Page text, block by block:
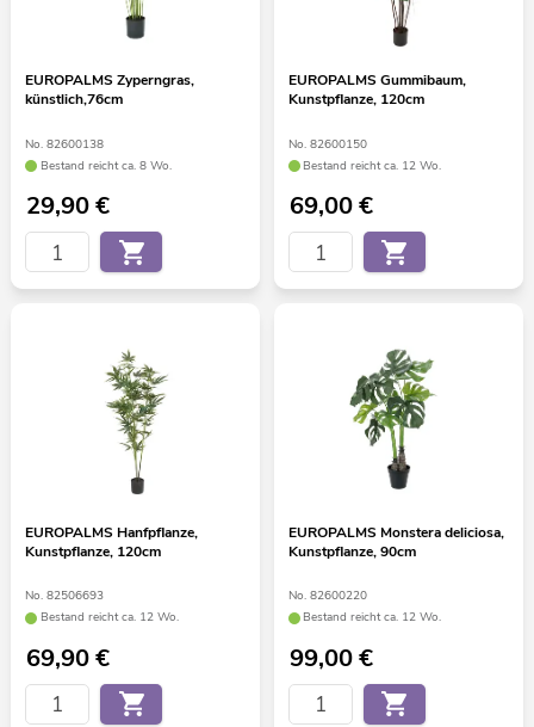
EUROPALMS Zyperngras,
künstlich,76cm
No. 82600138
Bestand reicht ca. 8 Wo.
29,90€
EUROPALMS Gummibaum,
Kunstpflanze, 120cm
No. 82600150
Bestand reicht ca. 12 Wo.
69,00€
EUROPALMS Hanfpflanze,
Kunstpflanze, 120cm
No. 82506693
Bestand reicht ca. 12 Wo.
69,90€
EUROPALMS Monstera deliciosa,
Kunstpflanze, 90cm
No. 82600220
Bestand reicht ca. 12 Wo.
99,00€